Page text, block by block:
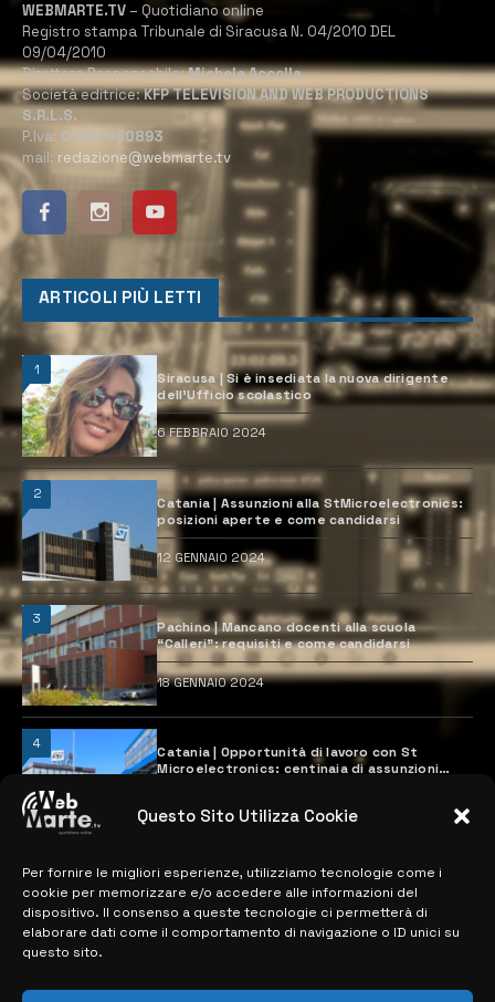
Questo Sito Utilizza Cookie
Per fornire le migliori esperienze, utilizziamo tecnologie come i
cookie per memorizzare e/o accedere alle informazioni del
dispositivo. Il consenso a queste tecnologie ci permetterà di
elaborare dati come il comportamento di navigazione o ID unici su
questo sito.
WEBMARTE.TV – Quotidiano online
Registro stampa Tribunale di Siracusa N. 04/2010 DEL
09/04/2010
Direttore Responsabile:Michele Accolla
Società editrice:KFP TELEVISION AND WEB PRODUCTIONS
S.R.L.S.
P.Iva: 02184950893
mail: redazione@webmarte.tv
ARTICOLI PIÙ LETTI
1
Siracusa | Si è insediata la nuova dirigente
dell’Ufficio scolastico
6 FEBBRAIO 2024
2
Catania | Assunzioni alla StMicroelectronics:
posizioni aperte e come candidarsi
12 GENNAIO 2024
3
Pachino | Mancano docenti alla scuola
“Calleri”: requisiti e come candidarsi
18 GENNAIO 2024
4
Catania | Opportunità di lavoro con St
Microelectronics: centinaia di assunzioni
28 MARZO 2024
MAPPA DEL SITO
> NOTIZIE
> EDIZIONI LOCALI